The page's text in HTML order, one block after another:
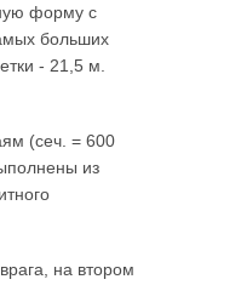
форму с
больших
- 21,5 м.
(сеч. = 600
из
на втором